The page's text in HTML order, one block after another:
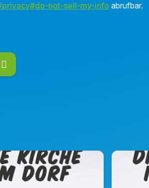
privacy#do-not-sell-my-info abrufbar.